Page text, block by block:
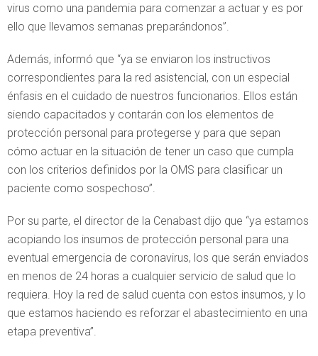
virus como una pandemia para comenzar a actuar y es por
ello que llevamos semanas preparándonos”.
Además, informó que “ya se enviaron los instructivos
correspondientes para la red asistencial, con un especial
énfasis en el cuidado de nuestros funcionarios. Ellos están
siendo capacitados y contarán con los elementos de
protección personal para protegerse y para que sepan
cómo actuar en la situación de tener un caso que cumpla
con los criterios definidos por la OMS para clasificar un
paciente como sospechoso”.
Por su parte, el director de la Cenabast dijo que “ya estamos
acopiando los insumos de protección personal para una
eventual emergencia de coronavirus, los que serán enviados
en menos de 24 horas a cualquier servicio de salud que lo
requiera. Hoy la red de salud cuenta con estos insumos, y lo
que estamos haciendo es reforzar el abastecimiento en una
etapa preventiva”.